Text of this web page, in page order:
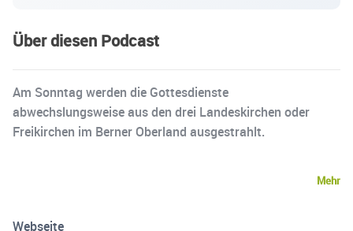
Über diesen Podcast
Am Sonntag werden die Gottesdienste
abwechslungsweise aus den drei Landeskirchen oder
Freikirchen im Berner Oberland ausgestrahlt.
Mehr
Webseite